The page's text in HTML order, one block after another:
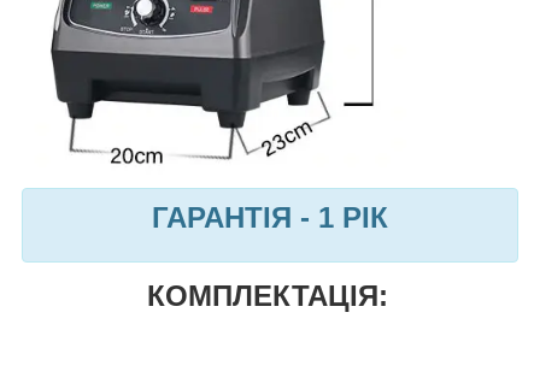
ГАРАНТІЯ - 1 РІК
КОМПЛЕКТАЦІЯ: